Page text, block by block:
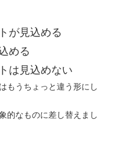
が見込める
める
もうちょっと違う形にし
的なものに差し替えまし